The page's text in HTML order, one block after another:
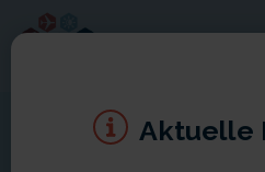
Aktuelle